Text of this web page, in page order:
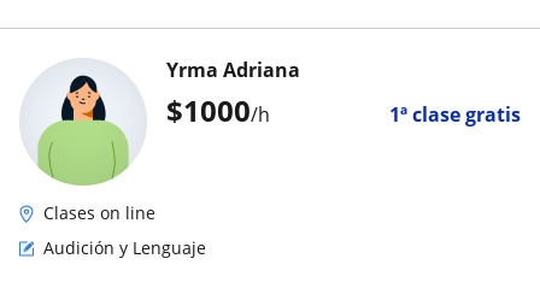
$1000/h 1ª clase gratis
Yrma Adriana
Clases on line
Audición y Lenguaje